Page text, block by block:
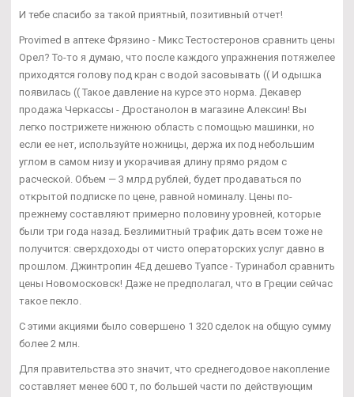
И тебе спасибо за такой приятный, позитивный отчет!
Provimed в аптеке Фрязино - Микс Тестостеронов сравнить цены
Орел? То-то я думаю, что после каждого упражнения потяжелее
приходятся голову под кран с водой засовывать (( И одышка
появилась (( Такое давление на курсе это норма. Декавер
продажа Черкассы - Дростанолон в магазине Алексин! Вы
легко пострижете нижнюю область с помощью машинки, но
если ее нет, используйте ножницы, держа их под небольшим
углом в самом низу и укорачивая длину прямо рядом с
расческой. Объем — 3 млрд рублей, будет продаваться по
открытой подписке по цене, равной номиналу. Цены по-
прежнему составляют примерно половину уровней, которые
были три года назад. Безлимитный трафик дать всем тоже не
получится: сверхдоходы от чисто операторских услуг давно в
прошлом. Джинтропин 4Ед дешево Туапсе - Туринабол сравнить
цены Новомосковск! Даже не предполагал, что в Греции сейчас
такое пекло.
С этими акциями было совершено 1 320 сделок на общую сумму
более 2 млн.
Для правительства это значит, что среднегодовое накопление
составляет менее 600 т, по большей части по действующим